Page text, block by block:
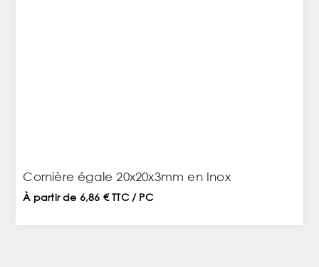
Cornière égale 20x20x3mm en Inox
À partir de 6,86 € TTC / PC